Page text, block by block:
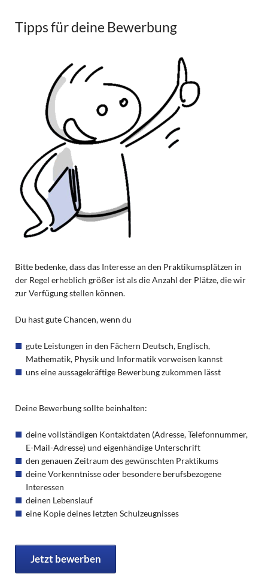
Tipps für deine Bewerbung
Bitte bedenke, dass das Interesse an den Praktikumsplätzen in
der Regel erheblich größer ist als die Anzahl der Plätze, die wir
zur Verfügung stellen können.
Du hast gute Chancen, wenn du
gute Leistungen in den Fächern Deutsch, Englisch,
Mathematik, Physik und Informatik vorweisen kannst
uns eine aussagekräftige Bewerbung zukommen lässt
Deine Bewerbung sollte beinhalten:
deine vollständigen Kontaktdaten (Adresse, Telefonnummer,
E-Mail-Adresse) und eigenhändige Unterschrift
den genauen Zeitraum des gewünschten Praktikums
deine Vorkenntnisse oder besondere berufsbezogene
Interessen
deinen Lebenslauf
eine Kopie deines letzten Schulzeugnisses
Jetzt bewerben